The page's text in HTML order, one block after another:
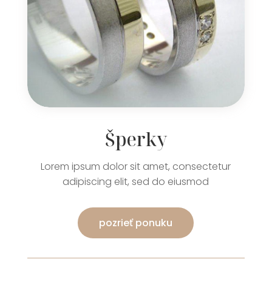
Šperky
Lorem ipsum dolor sit amet, consectetur
adipiscing elit, sed do eiusmod
pozrieť ponuku